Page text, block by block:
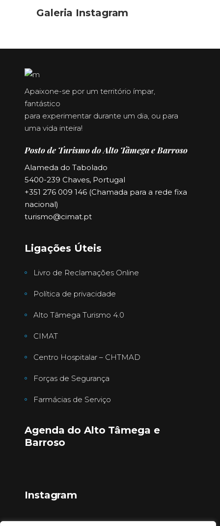
Galeria Instagram
Apaixone-se por um território ímpar,
fantástico
para experimentar durante um dia, ou para
uma vida inteira!
Posto de Turismo do Alto Tâmega e Barroso
Alameda do Tabolado
5400-239 Chaves, Portugal
+351 276 009 146 (Chamada para a rede fixa
nacional)
turismo@cimat.pt
Ligações Úteis
Livro de Reclamações Online
Política de privacidade
Alto Tâmega Turismo 4.0
CIMAT
Centro Hospitalar – CHTMAD
Forças de Segurança
Farmácias de Serviço
Agenda do Alto Tâmega e
Barroso
Instagram